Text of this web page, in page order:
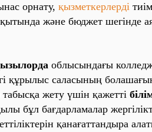
орнату, қызметкерлерді
және бюджет шегінде
облысындағы
құрылыс саласының
жету үшін қажетті
бұл бағдарламалар
қанағаттандыра